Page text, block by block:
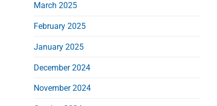
March 2025
February 2025
January 2025
December 2024
November 2024